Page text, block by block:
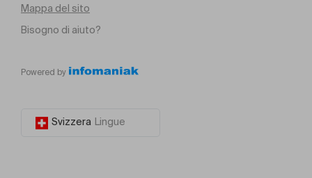
Mappa del sito
Bisogno di aiuto?
Powered by
Svizzera Lingue